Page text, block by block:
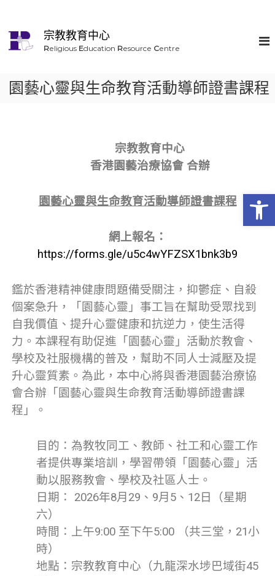
宗教教育中心
Religious Education Resource Centre
園藝心靈與生命教育活動導師證書課程
宗教教育中心
香港園藝治療協會 合辦
園藝心靈與生命教育活動導師證書課程
網上報名：
https://forms.gle/u5c4wYFZSX1bnk3b9
鑑於香港精神健康問題備受關注，抑鬱症、自殺
個案急升，「園藝心靈」事工旨在幫助受眾找到
自我價值、提升心靈健康和抗逆力，使生活得
力。本課程有助促進「園藝心靈」活動於教會、
學校及社服機構的普及，幫助不同人士減壓及提
升心靈質素。為此，本中心將與香港園藝治療協
會合辦「園藝心靈與生命教育活動導師證書課
程」。
目的：為教牧同工、教師、社工和心靈工作
者提供專業培訓，學習帶領「園藝心靈」活
動以服務教會、學校及社區人士。
日期： 2026年8月29、9月5、12日（星期
六）
時間：上午9:00 至下午5:00 （共三堂，21小
時）
地點：宗教教育中心（九龍深水埗巴域街45